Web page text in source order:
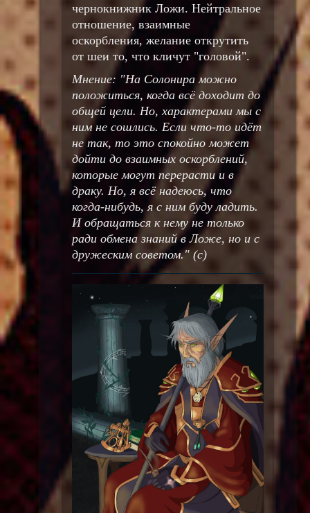
чернокнижник Ложи. Нейтральное
отношение, взаимные
оскорбления, желание открутить
от шеи то, что кличут "головой".
Мнение: "На Солонира можно
положиться, когда всё доходит до
общей цели. Но, характерами мы с
ним не сошлись. Если что-то идёт
не так, то это спокойно может
дойти до взаимных оскорблений,
которые могут перерасти и в
драку. Но, я всё надеюсь, что
когда-нибудь, я с ним буду ладить.
И обращаться к нему не только
ради обмена знаний в Ложе, но и с
дружеским советом." (с)